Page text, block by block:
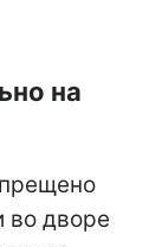
на
во дворе